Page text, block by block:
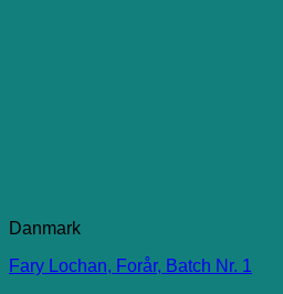
Danmark
Fary Lochan, Forår, Batch Nr. 1